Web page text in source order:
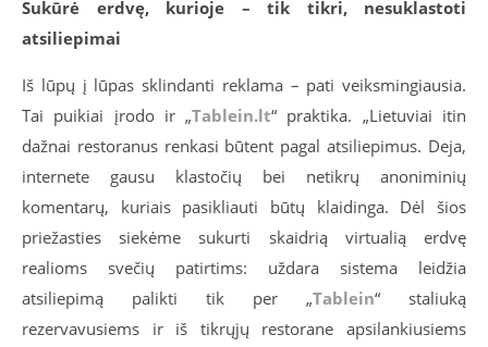
Sukūrė erdvę, kurioje – tik tikri, nesuklastoti
atsiliepimai
Iš lūpų į lūpas sklindanti reklama – pati veiksmingiausia.
Tai puikiai įrodo ir „Tablein.lt“ praktika. „Lietuviai itin
dažnai restoranus renkasi būtent pagal atsiliepimus. Deja,
internete gausu klastočių bei netikrų anoniminių
komentarų, kuriais pasikliauti būtų klaidinga. Dėl šios
priežasties siekėme sukurti skaidrią virtualią erdvę
realioms svečių patirtims: uždara sistema leidžia
atsiliepimą palikti tik per „Tablein“ staliuką
rezervavusiems ir iš tikrųjų restorane apsilankiusiems